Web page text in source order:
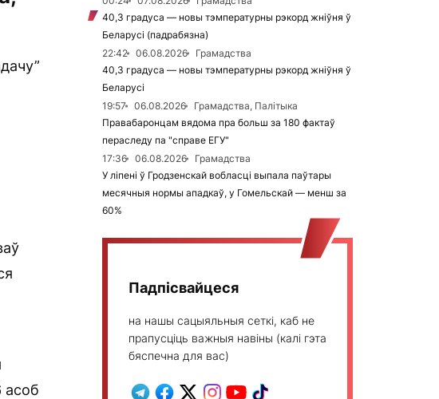
асоб
40,3 градуса — новы тэмпературны рэкорд жніўня ў
Беларусі (падрабязна)
22:42
06.08.2026
Грамадства
40,3 градуса — новы тэмпературны рэкорд жніўня ў
Беларусі
19:57
06.08.2026
Грамадства, Палітыка
Правабаронцам вядома пра больш за 180 фактаў
пераследу па "справе ЕГУ"
17:36
06.08.2026
Грамадства
У ліпені ў Гродзенскай вобласці выпала паўтары
месячныя нормы ападкаў, у Гомельскай — менш за
60%
Падпісвайцеся
на нашы сацыяльныя сеткі, каб не
прапусціць важныя навіны (калі гэта
бяспечна для вас)